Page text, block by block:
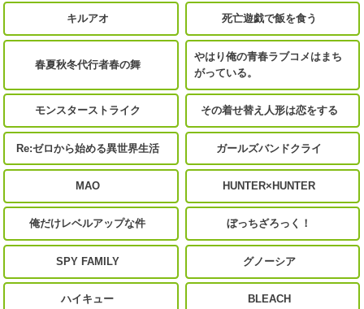
キルアオ 死亡遊戯で飯を食う
春夏秋冬代行者春の舞
やはり俺の青春ラブコメはまち
がっている。
モンスターストライク その着せ替え人形は恋をする
Re:ゼロから始める異世界生活 ガールズバンドクライ
MAO HUNTER×HUNTER
俺だけレベルアップな件 ぼっちざろっく！
SPY FAMILY グノーシア
ハイキュー BLEACH